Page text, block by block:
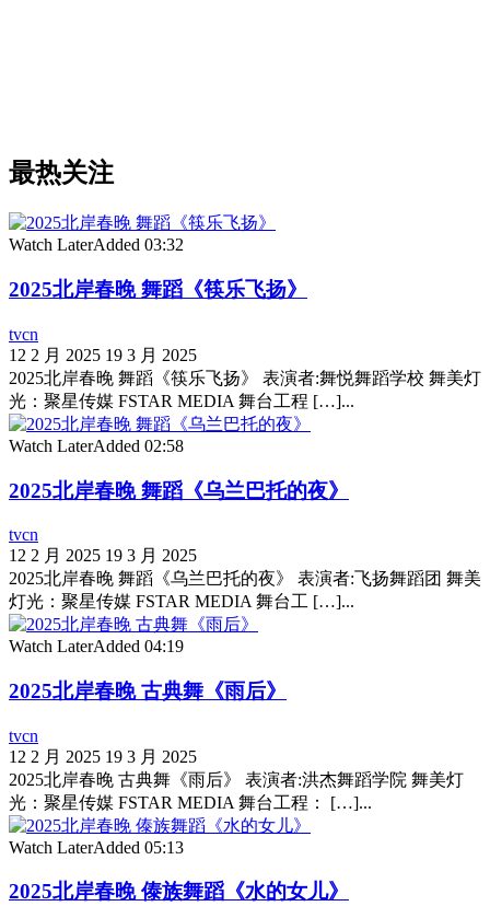
最热关注
Watch LaterAdded 03:32
2025北岸春晚 舞蹈《筷乐飞扬》
tvcn
12 2 月 2025 19 3 月 2025
2025北岸春晚 舞蹈《筷乐飞扬》 表演者:舞悦舞蹈学校 舞美灯
光：聚星传媒 FSTAR MEDIA 舞台工程 […]...
Watch LaterAdded 02:58
2025北岸春晚 舞蹈《乌兰巴托的夜》
tvcn
12 2 月 2025 19 3 月 2025
2025北岸春晚 舞蹈《乌兰巴托的夜》 表演者:飞扬舞蹈团 舞美
灯光：聚星传媒 FSTAR MEDIA 舞台工 […]...
Watch LaterAdded 04:19
2025北岸春晚 古典舞《雨后》
tvcn
12 2 月 2025 19 3 月 2025
2025北岸春晚 古典舞《雨后》 表演者:洪杰舞蹈学院 舞美灯
光：聚星传媒 FSTAR MEDIA 舞台工程： […]...
Watch LaterAdded 05:13
2025北岸春晚 傣族舞蹈《水的女儿》